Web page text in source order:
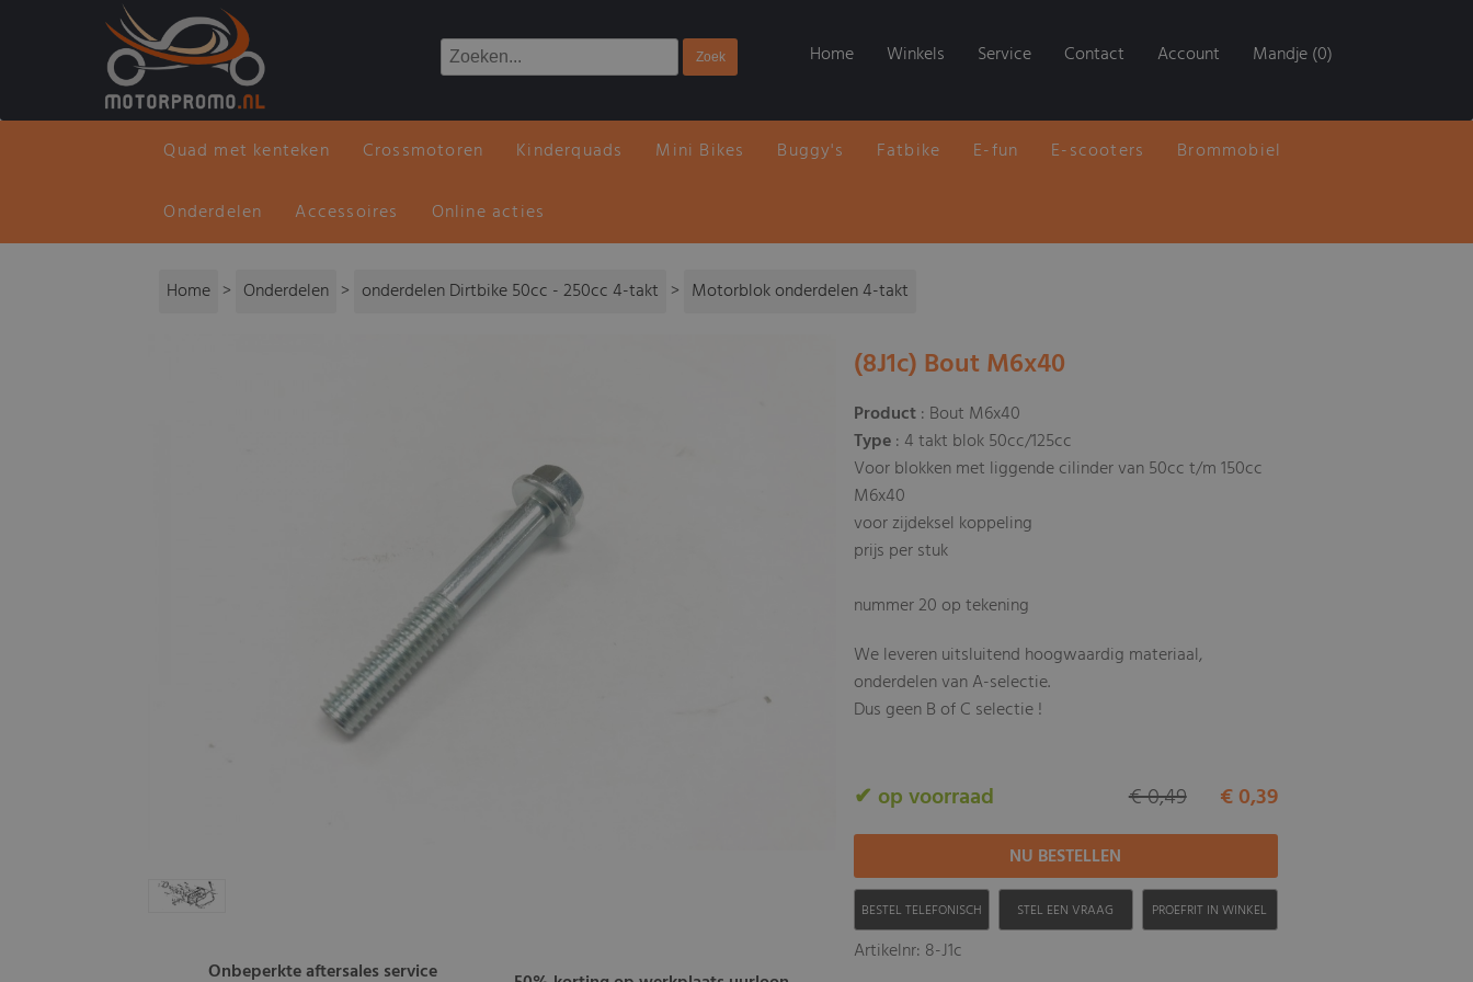
Home Winkels Service Contact Account Mandje (0)
Quad met kenteken Crossmotoren Kinderquads Mini Bikes Buggy's Fatbike E-fun E-scooters Brommobiel
Onderdelen Accessoires Online acties
Home > Onderdelen > onderdelen Dirtbike 50cc - 250cc 4-takt > Motorblok onderdelen 4-takt
Onbeperkte aftersales service
(8J1c) Bout M6x40
Product: Bout M6x40
Type: 4 takt blok 50cc/125cc
Voor blokken met liggende cilinder van 50cc t/m 150cc
M6x40
voor zijdeksel koppeling
prijs per stuk
nummer 20 op tekening
We leveren uitsluitend hoogwaardig materiaal,
onderdelen van A-selectie.
Dus geen B of C selectie !
✔ op voorraad € 0,39
€ 0,49
BESTEL TELEFONISCH STEL EEN VRAAG PROEFRIT IN WINKEL
Artikelnr: 8-J1c